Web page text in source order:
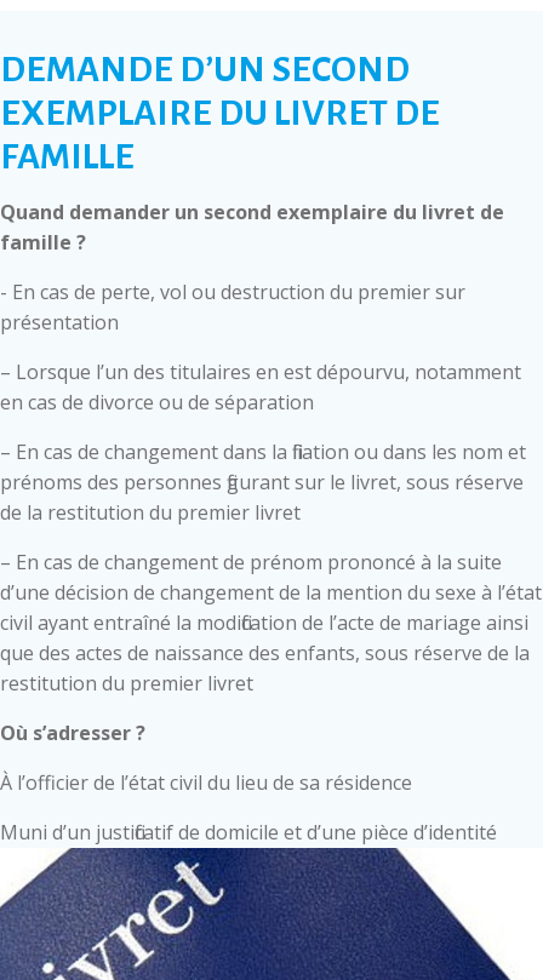
DEMANDE D’UN SECOND
EXEMPLAIRE DU LIVRET DE
FAMILLE
Quand demander un second exemplaire du livret de
famille ?
- En cas de perte, vol ou destruction du premier sur
présentation
– Lorsque l’un des titulaires en est dépourvu, notamment
en cas de divorce ou de séparation
– En cas de changement dans la filiation ou dans les nom et
prénoms des personnes figurant sur le livret, sous réserve
de la restitution du premier livret
– En cas de changement de prénom prononcé à la suite
d’une décision de changement de la mention du sexe à l’état
civil ayant entraîné la modification de l’acte de mariage ainsi
que des actes de naissance des enfants, sous réserve de la
restitution du premier livret
Où s’adresser ?
À l’officier de l’état civil du lieu de sa résidence
Muni d’un justificatif de domicile et d’une pièce d’identité